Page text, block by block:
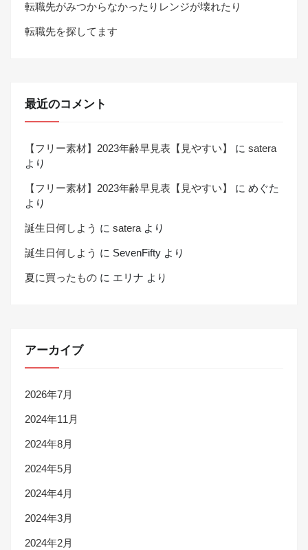
転職先がみつからなかったりレンジが壊れたり
転職先を探してます
最近のコメント
【フリー素材】2023年齢早見表【見やすい】 に satera
より
【フリー素材】2023年齢早見表【見やすい】 に めぐた
より
誕生日何しよう に sateraより
誕生日何しよう に SevenFifty より
夏に買ったもの に エリナ より
アーカイブ
2026年7月
2024年11月
2024年8月
2024年5月
2024年4月
2024年3月
2024年2月